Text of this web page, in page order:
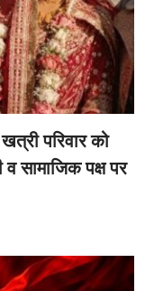
परिवार को
सामाजिक पक्ष पर